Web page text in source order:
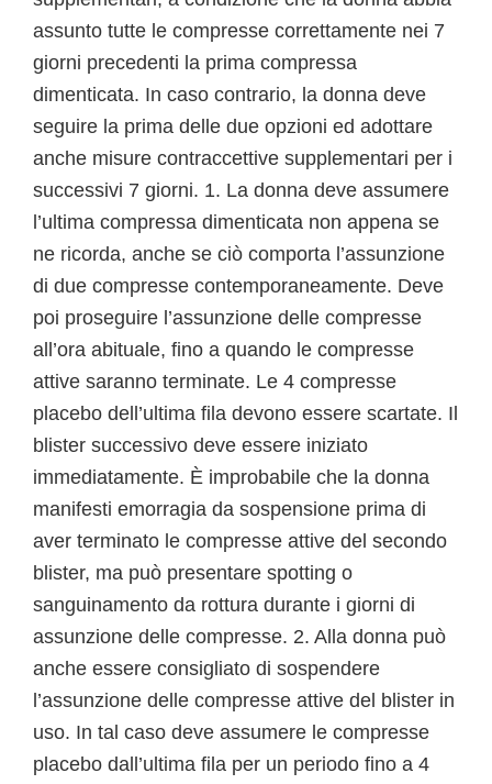
assunto tutte le compresse correttamente nei 7
giorni precedenti la prima compressa
dimenticata. In caso contrario, la donna deve
seguire la prima delle due opzioni ed adottare
anche misure contraccettive supplementari per i
successivi 7 giorni. 1. La donna deve assumere
l’ultima compressa dimenticata non appena se
ne ricorda, anche se ciò comporta l’assunzione
di due compresse contemporaneamente. Deve
poi proseguire l’assunzione delle compresse
all’ora abituale, fino a quando le compresse
attive saranno terminate. Le 4 compresse
placebo dell’ultima fila devono essere scartate. Il
blister successivo deve essere iniziato
immediatamente. È improbabile che la donna
manifesti emorragia da sospensione prima di
aver terminato le compresse attive del secondo
blister, ma può presentare spotting o
sanguinamento da rottura durante i giorni di
assunzione delle compresse. 2. Alla donna può
anche essere consigliato di sospendere
l’assunzione delle compresse attive del blister in
uso. In tal caso deve assumere le compresse
placebo dall’ultima fila per un periodo fino a 4